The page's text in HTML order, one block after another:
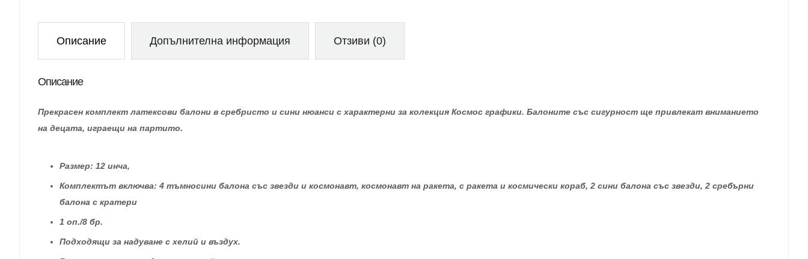
Описание Допълнителна информация Отзиви (0)
Описание
Прекрасен комплект латексови балони в сребристо и сини нюанси с характерни за колекция Космос графики. Балоните със сигурност ще привлекат вниманието
на децата, играещи на партито.
Размер: 12 инча,
Комплектът включва: 4 тъмносини балона със звезди и космонавт, космонавт на ракета, с ракета и космически кораб, 2 сини балона със звезди, 2 сребърни
балона с кратери
1 оп./8 бр.
Подходящи за надуване с хелий и въздух.